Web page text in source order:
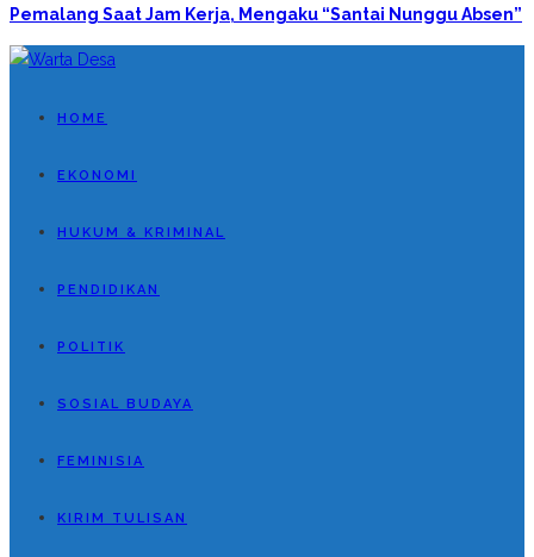
Pemalang Saat Jam Kerja, Mengaku “Santai Nunggu Absen”
HOME
EKONOMI
HUKUM & KRIMINAL
PENDIDIKAN
POLITIK
SOSIAL BUDAYA
FEMINISIA
KIRIM TULISAN